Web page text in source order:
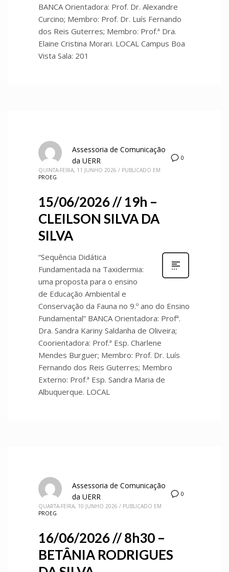
BANCA Orientadora: Prof. Dr. Alexandre
Curcino; Membro: Prof. Dr. Luís Fernando
dos Reis Guterres; Membro: Prof.ª Dra.
Elaine Cristina Morari. LOCAL Campus Boa
Vista Sala: 201
0
Assessoria de Comunicação
da UERR
QUINTA-FEIRA, 11 JUNHO 2026 / PUBLICADO EM
PROEG
15/06/2026 // 19h –
CLEILSON SILVA DA
SILVA
“Sequência Didática
Fundamentada na Taxidermia:
uma proposta para o ensino
de Educação Ambiental e
Conservação da Fauna no 9.º ano do Ensino
Fundamental” BANCA Orientadora: Profª.
Dra. Sandra Kariny Saldanha de Oliveira;
Coorientadora: Prof.ª Esp. Charlene
Mendes Burguer; Membro: Prof. Dr. Luís
Fernando dos Reis Guterres; Membro
Externo: Prof.ª Esp. Sandra Maria de
Albuquerque. LOCAL
0
Assessoria de Comunicação
da UERR
QUARTA-FEIRA, 10 JUNHO 2026 / PUBLICADO EM
PROEG
16/06/2026 // 8h30 –
BETÂNIA RODRIGUES